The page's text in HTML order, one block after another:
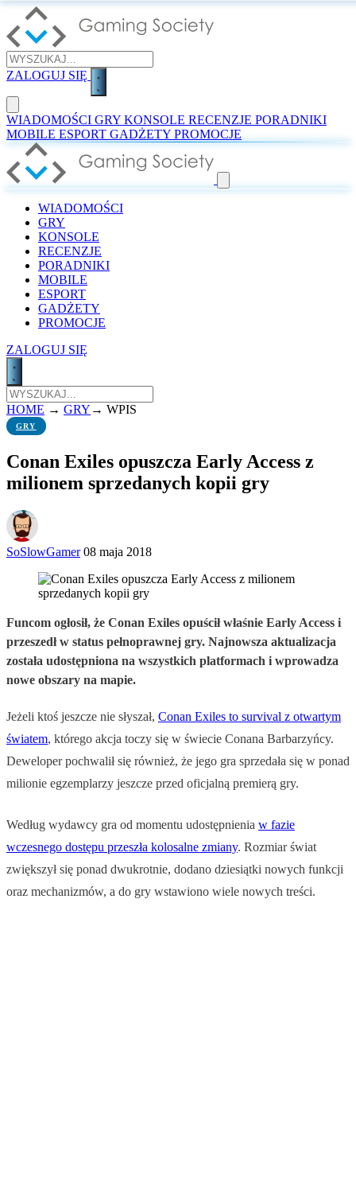
ZALOGUJ SIĘ
WIADOMOŚCI GRY KONSOLE RECENZJE PORADNIKI
MOBILE ESPORT GADŻETY PROMOCJE
WIADOMOŚCI
GRY
KONSOLE
RECENZJE
PORADNIKI
MOBILE
ESPORT
GADŻETY
PROMOCJE
ZALOGUJ SIĘ
HOME → GRY → WPIS
GRY
Conan Exiles opuszcza Early Access z
milionem sprzedanych kopii gry
SoSlowGamer 08 maja 2018
Funcom ogłosił, że Conan Exiles opuścił właśnie Early Access i
przeszedł w status pełnoprawnej gry. Najnowsza aktualizacja
została udostępniona na wszystkich platformach i wprowadza
nowe obszary na mapie.
Jeżeli ktoś jeszcze nie słyszał, Conan Exiles to survival z otwartym
światem, którego akcja toczy się w świecie Conana Barbarzyńcy.
Deweloper pochwalił się również, że jego gra sprzedała się w ponad
milionie egzemplarzy jeszcze przed oficjalną premierą gry.
Według wydawcy gra od momentu udostępnienia w fazie
wczesnego dostępu przeszła kolosalne zmiany. Rozmiar świat
zwiększył się ponad dwukrotnie, dodano dziesiątki nowych funkcji
oraz mechanizmów, a do gry wstawiono wiele nowych treści.